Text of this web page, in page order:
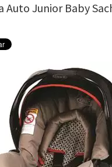
Auto Junior Baby